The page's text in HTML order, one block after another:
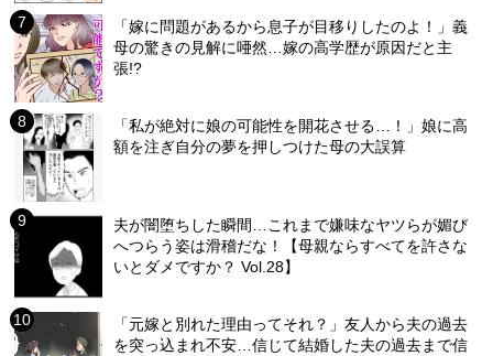
「嫁に問題があるから息子が目移りしたのよ！」義
母の驚きの見解に唖然…嫁の高学歴が原因だと主
張!?
「私が絶対に娘の可能性を開花させる…！」娘に高
額を注ぎ自分の夢を押しつけた母の大誤算
夫が闇堕ちした瞬間…これまで嫌味なヤツらが媚び
へつらう姿は滑稽だな！【母親ならすべてを許さな
いとダメですか？ Vol.28】
「元嫁と別れた理由ってそれ？」友人から夫の過去
を突っ込まれ不安…信じて結婚した夫の過去まで信